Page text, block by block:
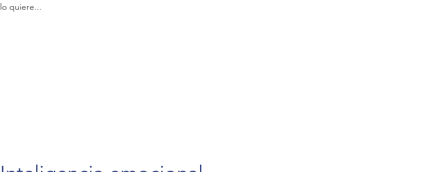
lo quiere...